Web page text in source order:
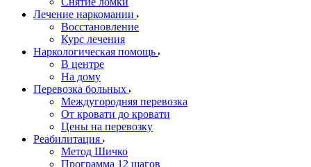
Лечение наркомании
Восстановление
Курс лечения
Наркологическая помощь
В центре
На дому
Перевозка больных
Междугородняя перевозка
От кровати до кровати
Цены на перевозку
Реабилитация
Метод Шичко
Программа 12 шагов